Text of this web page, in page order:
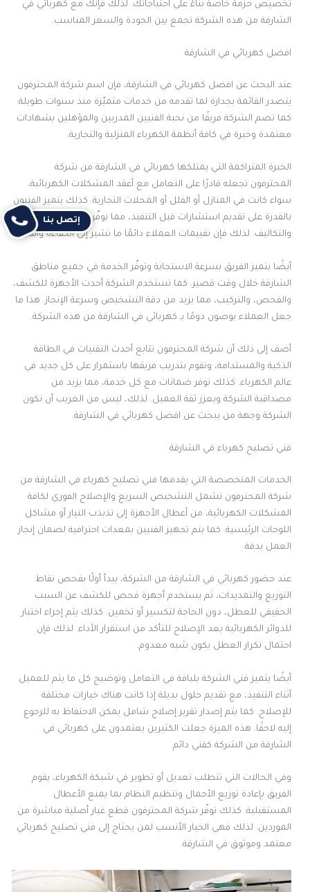
تخصيص حزمة خاصة بناءً على احتياجاتك. لذلك فإنك مع كهربائي في
الشارقة من هذه الشركة تجمع بين الجودة والسعر المناسب.
افضل كهربائي في الشارقة
عند البحث عن افضل كهربائي في الشارقة، فإن اسم شركة المحترفون
يتصدر القائمة بجدارة لما تقدمه من خدمات متميّزة منذ سنوات طويلة.
كما تضم الشركة فريقًا من نخبة الفنيين المدربين والمؤهلين بشهادات
معتمدة وخبرة في كافة أنظمة الكهرباء المنزلية والتجارية.
الخبرة المتراكمة التي يمتلكها كهربائي في الشارقة من شركة
المحترفون تجعله قادرًا على التعامل مع أعقد المشكلات الكهربائية،
سواء كانت في المنازل أو الفلل أو المحلات التجارية. كذلك يتميز الفنيون
بالقدرة على تقديم استشارات قبل التنفيذ، مما يوفّر على العميل الوقت
والتكاليف. لذلك فإن تقييمات العملاء دائمًا ما تشير إلى الكفاءة والدقة.
أيضًا يتميز الفريق بسرعة الاستجابة وتوفّر الخدمة في جميع مناطق
الشارقة خلال وقت قصير. كما تستخدم الشركة أحدث الأجهزة للكشف،
والفحص، والتركيب، مما يزيد من دقة التشخيص وسرعة الإنجاز. هذا ما
جعل العملاء يوصون دومًا بـ كهربائي في الشارقة من هذه الشركة.
أضف إلى ذلك أن شركة المحترفون تتابع أحدث التقنيات في الطاقة
الذكية والمستدامة، وتقوم بتدريب فريقها باستمرار على كل جديد في
عالم الكهرباء. كذلك توفر ضمانات مع كل خدمة، مما يزيد من
مصداقية الشركة ويعزز ثقة العميل. لذلك، ليس من الغريب أن تكون
الشركة وجهة من يبحث عن افضل كهربائي في الشارقة.
فني تصليح كهرباء في الشارقة
الخدمات المتخصصة التي يقدمها فني تصليح كهرباء في الشارقة من
شركة المحترفون تشمل التشخيص السريع والإصلاح الفوري لكافة
المشكلات الكهربائية، من أعطال الأجهزة إلى تذبذب التيار أو مشاكل
اللوحات الرئيسية. كما يتم تجهيز الفنيين بمعدات احترافية لضمان إنجاز
العمل بدقة.
عند حضور كهربائي في الشارقة من الشركة، يبدأ أولًا بفحص نقاط
التوزيع والتمديدات، ثم يستخدم أجهزة فحص للكشف عن السبب
الحقيقي للعطل، دون الحاجة لتكسير أو تخمين. كذلك يتم إجراء اختبار
للدوائر الكهربائية بعد الإصلاح للتأكد من استقرار الأداء. لذلك فإن
احتمال تكرار العطل يكون شبه معدوم.
أيضًا يتميز فني الشركة بلباقة في التعامل وتوضيح كل ما يتم للعميل
أثناء التنفيذ، مع تقديم حلول بديلة إذا كانت هناك خيارات مختلفة
للإصلاح. كما يتم إصدار تقرير إصلاح شامل يمكن الاحتفاظ به للرجوع
إليه لاحقًا. هذه الميزة جعلت الكثيرين يعتمدون على كهربائي في
الشارقة من الشركة كفني دائم.
وفي الحالات التي تتطلب تعديل أو تطوير في شبكة الكهرباء، يقوم
الفريق بإعادة توزيع الأحمال وتنظيم النظام بما يمنع الأعطال
المستقبلية. كذلك توفّر شركة المحترفون قطع غيار أصلية مباشرة من
الموردين. لذلك فهي الخيار الأنسب لمن يحتاج إلى فني تصليح كهربائي
معتمد وموثوق في الشارقة.
إتصل بنا